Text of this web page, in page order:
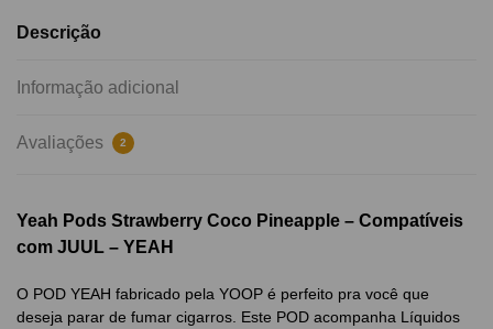
Descrição
Informação adicional
Avaliações 2
Yeah Pods Strawberry Coco Pineapple – Compatíveis
com JUUL – YEAH
O POD YEAH fabricado pela YOOP é perfeito pra você que
deseja parar de fumar cigarros. Este POD acompanha Líquidos